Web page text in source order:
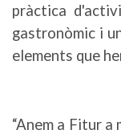
pràctica
gastronòmic i
elements que
“Anem a Fitur